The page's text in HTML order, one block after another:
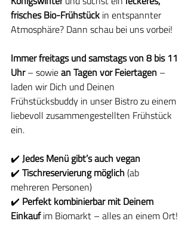
frisches Bio-Frühstück in entspannter
Atmosphäre? Dann schau bei uns vorbei!
Immer freitags und samstags von 8 bis 11
Uhr – sowie an Tagen vor Feiertagen –
laden wir Dich und Deinen
Frühstücksbuddy in unser Bistro zu einem
liebevoll zusammengestellten Frühstück
ein.
✔️ Jedes Menü gibt’s auch vegan
✔️ Tischreservierung möglich (ab
mehreren Personen)
✔️ Perfekt kombinierbar mit Deinem
Einkauf im Biomarkt – alles an einem Ort!